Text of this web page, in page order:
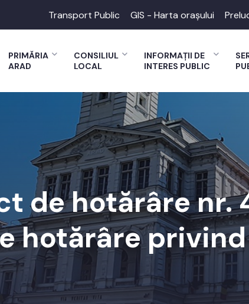
Transport Public GIS - Harta orașului
PRIMĂRIA
ARAD
CONSILIUL
LOCAL
INFORMAȚII DE
INTERES PUBLIC
de hotărâre nr.
hotărâre